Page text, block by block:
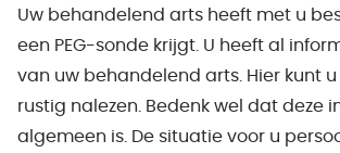
Uw behandelend arts heeft met u
een PEG-sonde krijgt. U heeft al
van uw behandelend arts. Hier kunt
rustig nalezen. Bedenk wel dat deze
algemeen is. De situatie voor u